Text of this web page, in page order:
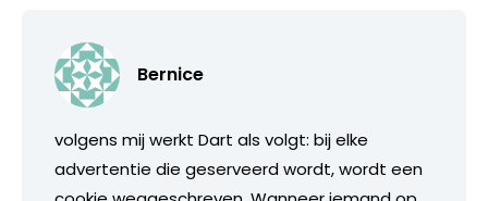
Bernice
volgens mij werkt Dart als volgt: bij elke
advertentie die geserveerd wordt, wordt een